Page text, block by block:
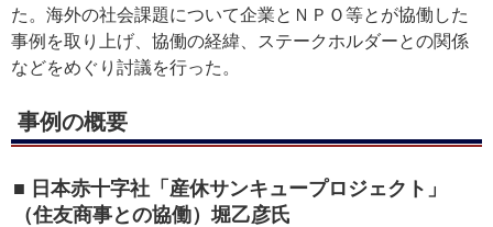
た。海外の社会課題について企業とＮＰＯ等とが協働した
事例を取り上げ、協働の経緯、ステークホルダーとの関係
などをめぐり討議を行った。
事例の概要
■ 日本赤十字社「産休サンキュープロジェクト」
（住友商事との協働）堀乙彦氏